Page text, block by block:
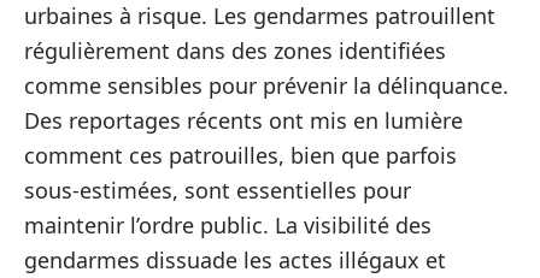
urbaines à risque. Les gendarmes patrouillent
régulièrement dans des zones identifiées
comme sensibles pour prévenir la délinquance.
Des reportages récents ont mis en lumière
comment ces patrouilles, bien que parfois
sous-estimées, sont essentielles pour
maintenir l’ordre public. La visibilité des
gendarmes dissuade les actes illégaux et